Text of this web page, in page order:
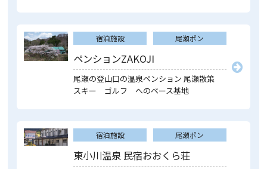
宿泊施設 尾瀬ポン
ペンションZAKOJI
尾瀬の登山口の温泉ペンション 尾瀬散策
スキー ゴルフ へのベース基地
宿泊施設 尾瀬ポン
東小川温泉 民宿おおくら荘